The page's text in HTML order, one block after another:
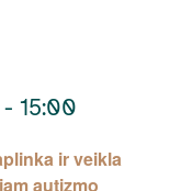
ir veikla
autizmo
- 15:00